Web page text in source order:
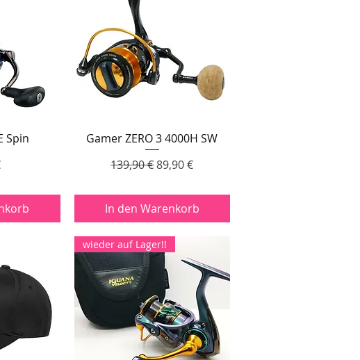
Spin
Schnellansicht
Gamer ZERO 3 4000H SW
Standardpreis
139,90 €Sale-Preis
89,90 €
In den Warenkorb
wieder auf Lager!!